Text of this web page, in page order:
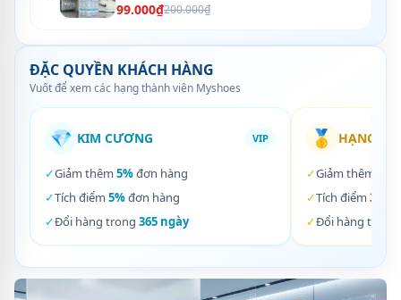
99.000₫200.000₫
ĐẶC QUYỀN KHÁCH HÀNG
Vuốt để xem các hạng thành viên Myshoes
💎 KIM CƯƠNG VIP
✓Giảm thêm 5%đơn hàng
✓Tích điểm 5%đơn hàng
✓Đổi hàng trong 365 ngày
🥇 HẠNG
✓Giảm thêm
✓Tích điểm 3%
✓Đổi hàng trong